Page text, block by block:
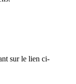
sur le lien ci-